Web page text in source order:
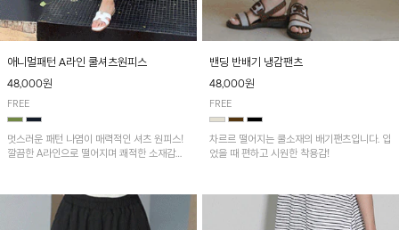
애니멀패턴 A라인 쿨셔츠원피스
48,000원
FREE
멋스러운 패턴 나염이 매력적인 셔츠 원피스!
깔끔한 A라인으로 떨어지며 쾌적한 소재감으
밴딩 반배기 냉감팬츠
48,000원
FREE
차르르 떨어지는 쿨소재의 배기팬츠입니다. 입
었을 때 편하고 시원한 착용감!